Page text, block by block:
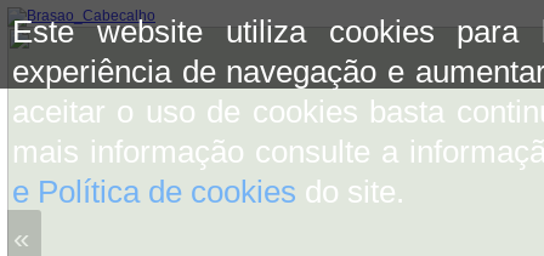
Este website utiliza cookies para
experiência de navegação e
aceitar o uso de cookies basta
mais informação consulte a
e Política de cookies do site.
«